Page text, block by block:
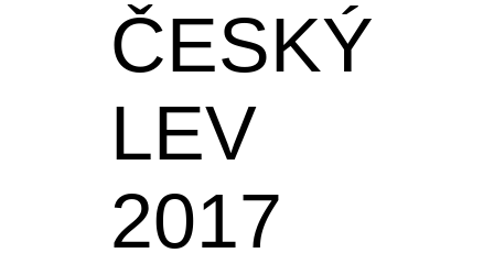
ČESKÝ
LEV
2017